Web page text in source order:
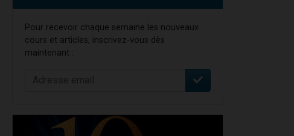
Pour recevoir chaque semaine les nouveaux
cours et articles, inscrivez-vous dès
maintenant :